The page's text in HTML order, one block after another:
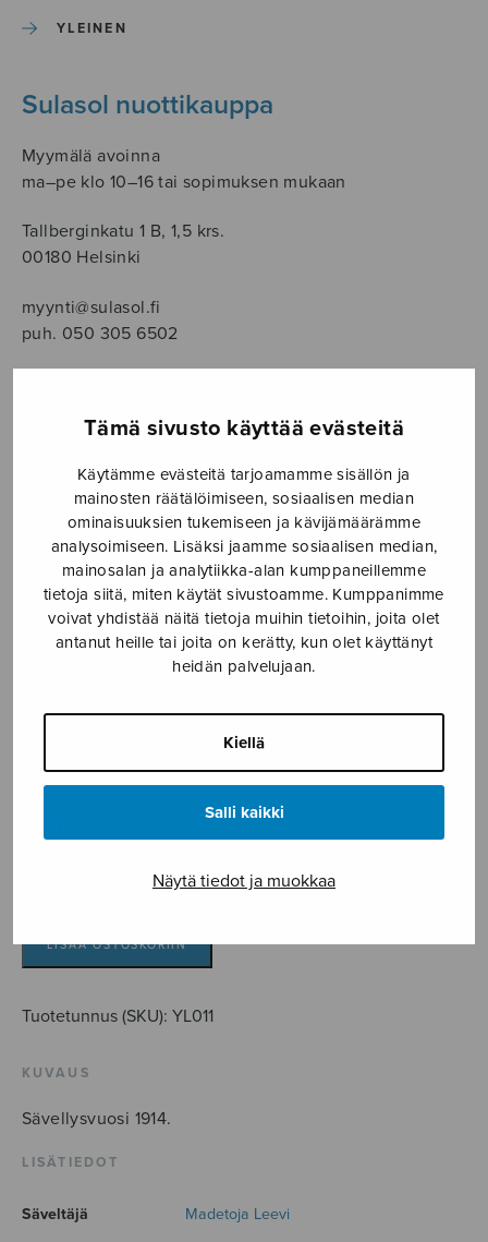
Tämä sivusto käyttää evästeitä
Käytämme evästeitä tarjoamamme sisällön ja
mainosten räätälöimiseen, sosiaalisen median
ominaisuuksien tukemiseen ja kävijämäärämme
analysoimiseen. Lisäksi jaamme sosiaalisen median,
mainosalan ja analytiikka-alan kumppaneillemme
tietoja siitä, miten käytät sivustoamme. Kumppanimme
voivat yhdistää näitä tietoja muihin tietoihin, joita olet
antanut heille tai joita on kerätty, kun olet käyttänyt
heidän palvelujaan.
Kiellä
Salli kaikki
Näytä tiedot ja muokkaa
YLEINEN
Sulasol nuottikauppa
Myymälä avoinna
ma–pe klo 10–16 tai sopimuksen mukaan
Tallberginkatu 1 B, 1,5 krs.
00180 Helsinki
myynti@sulasol.fi
puh. 050 305 6502
NÄYTÄ KARTALLA
Etusivu › Nuottikauppa › Yleinen › Korvessa
Madetoja Leevi
4,81€
LISÄÄ OSTOSKORIIN
Tuotetunnus (SKU): YL011
KUVAUS
Sävellysvuosi 1914.
LISÄTIEDOT
Säveltäjä Madetoja Leevi